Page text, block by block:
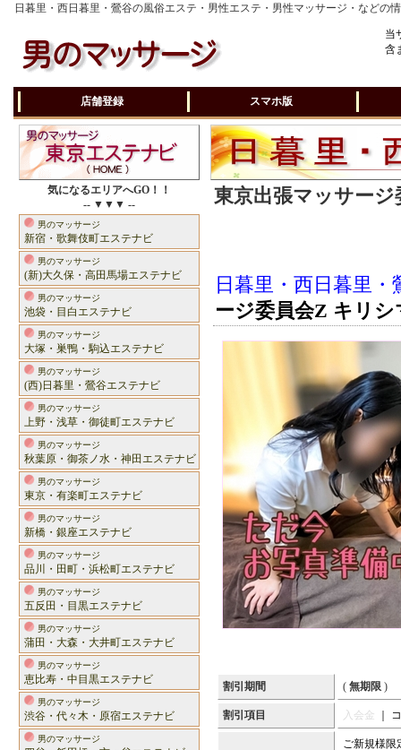
日暮里・西日暮里・鶯谷の風俗エステ・男性エステ・男性マッサージ・などの
当
含
店舗登録 スマホ版
気になるエリアへGO！！
-- ▼▼▼ --
男のマッサージ
新宿・歌舞伎町エステナビ
男のマッサージ
(新)大久保・高田馬場エステナビ
男のマッサージ
池袋・目白エステナビ
男のマッサージ
大塚・巣鴨・駒込エステナビ
男のマッサージ
(西)日暮里・鶯谷エステナビ
男のマッサージ
上野・浅草・御徒町エステナビ
男のマッサージ
秋葉原・御茶ノ水・神田エステナビ
男のマッサージ
東京・有楽町エステナビ
男のマッサージ
新橋・銀座エステナビ
男のマッサージ
品川・田町・浜松町エステナビ
男のマッサージ
五反田・目黒エステナビ
男のマッサージ
蒲田・大森・大井町エステナビ
男のマッサージ
恵比寿・中目黒エステナビ
男のマッサージ
渋谷・代々木・原宿エステナビ
男のマッサージ
東京出張マッサー
日暮里・西日暮里
ージ委員会Z キリシ
割引期間 ( 無期限 )
割引項目 入会金 ｜
ご新規様限